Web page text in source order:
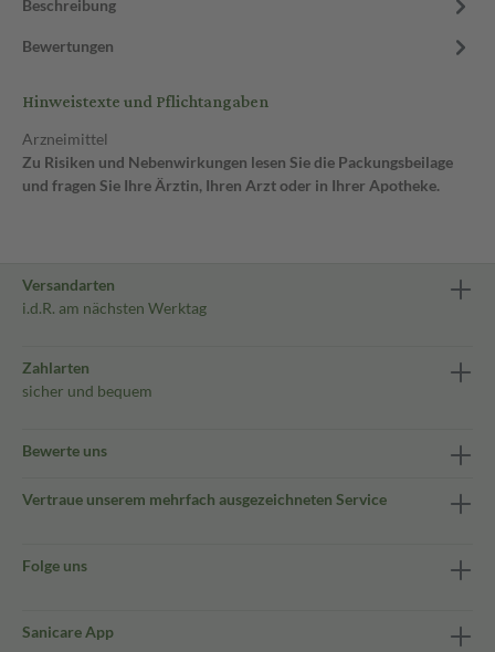
Beschreibung
Bewertungen
Hinweistexte und Pflichtangaben
Arzneimittel
Zu Risiken und Nebenwirkungen lesen Sie die Packungsbeilage
und fragen Sie Ihre Ärztin, Ihren Arzt oder in Ihrer Apotheke.
Versandarten
i.d.R. am nächsten Werktag
Zahlarten
sicher und bequem
Bewerte uns
Vertraue unserem mehrfach ausgezeichneten Service
Folge uns
Sanicare App